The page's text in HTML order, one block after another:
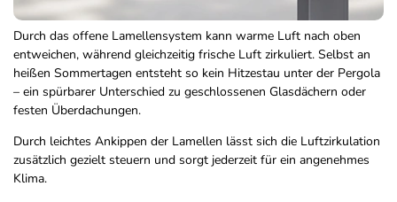
Durch das offene Lamellensystem kann warme Luft nach oben
entweichen, während gleichzeitig frische Luft zirkuliert. Selbst an
heißen Sommertagen entsteht so kein Hitzestau unter der Pergola
– ein spürbarer Unterschied zu geschlossenen Glasdächern oder
festen Überdachungen.
Durch leichtes Ankippen der Lamellen lässt sich die Luftzirkulation
zusätzlich gezielt steuern und sorgt jederzeit für ein angenehmes
Klima.